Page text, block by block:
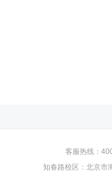
客服热线：
知春路校区：北京市